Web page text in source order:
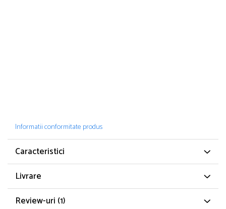
Informatii conformitate produs
Caracteristici
Livrare
Review-uri (1)